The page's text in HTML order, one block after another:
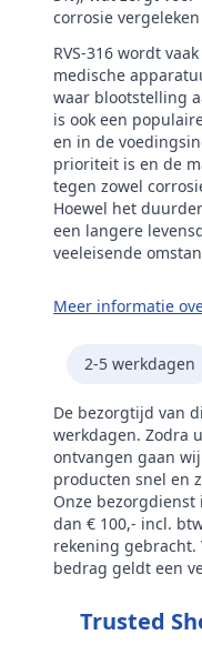
corrosie vergeleken
RVS-316 wordt
medische
waar blootstelling
is ook een
en in de
prioriteit is en de
tegen zowel
Hoewel het
een langere
veeleisende
Meer informatie
2-5 werkdagen
De bezorgtijd van
werkdagen. Zodra
ontvangen gaan
producten snel en
Onze bezorgdienst
dan € 100,- incl.
rekening
bedrag geldt een
Trusted